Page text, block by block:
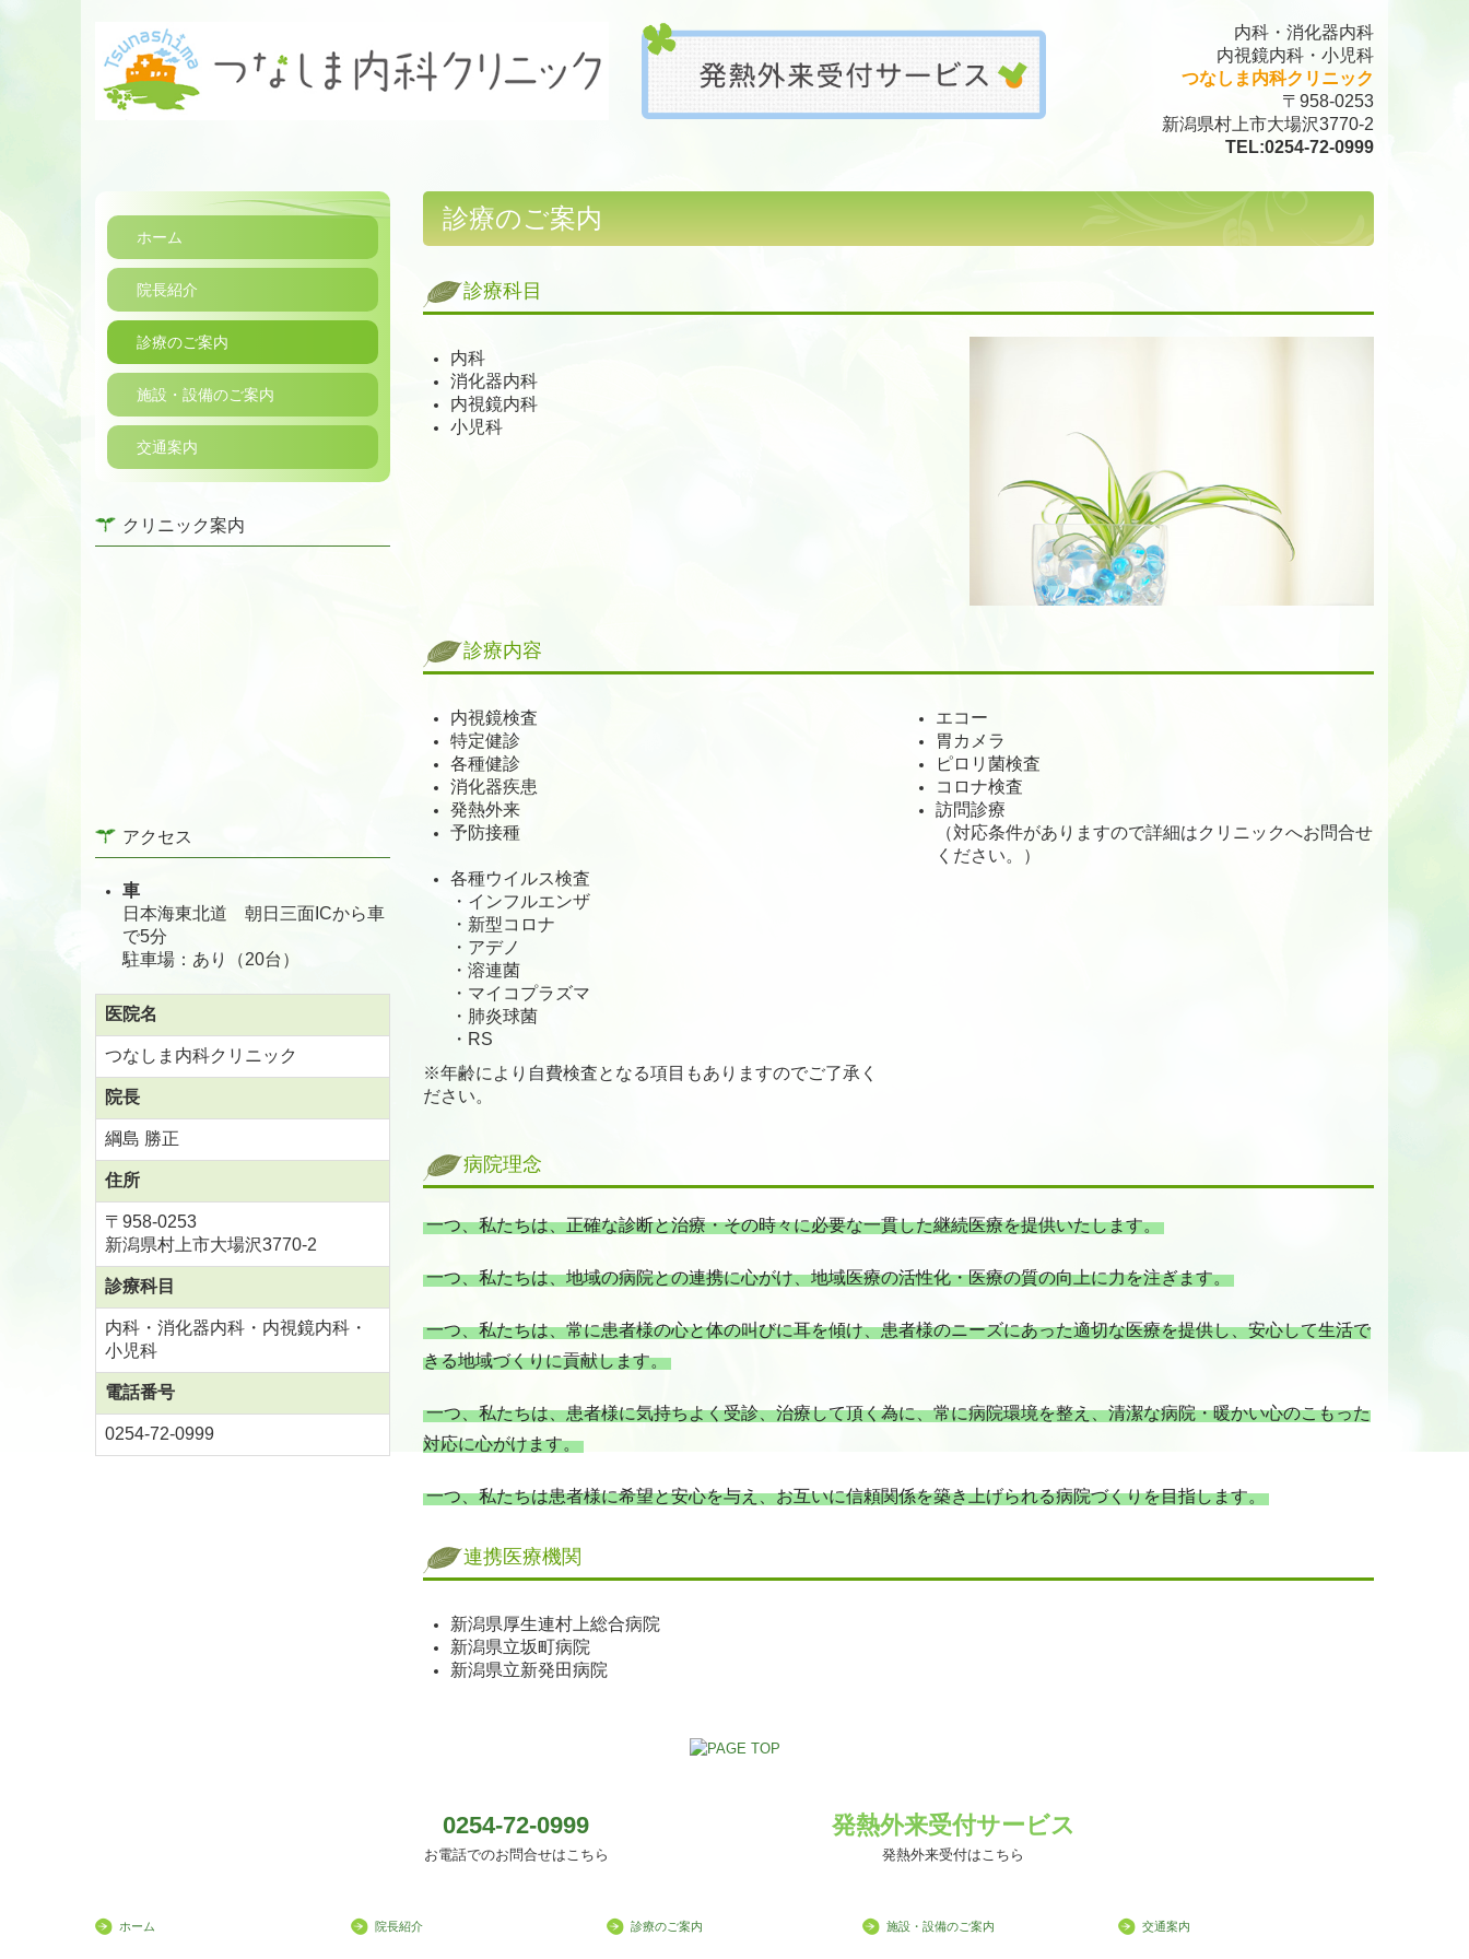
内科・消化器内科
内視鏡内科 ・小児科
つなしま内科クリニック
〒958-0253
新潟県村上市大場沢3770-2
TEL:0254-72-0999
ホーム
院長紹介
診療のご案内
施設・設備のご案内
交通案内
クリニック案内
アクセス
車
日本海東北道 朝日三面ICから車
で5分
駐車場：あり（20台）
医院名
つなしま内科クリニック
院長
綱島 勝正
住所
〒958-0253
新潟県村上市大場沢3770-2
診療科目
内科・消化器内科・ 内視鏡内科・
小児科
電話番号
0254-72-0999
診療のご案内
診療科目
内科
消化器内科
内視鏡内科
小児科
診療内容
内視鏡検査
特定健診
各種健診
消化器疾患
発熱外来
予防接種
各種ウイルス検査
・インフルエンザ
・新型コロナ
・アデノ
・溶連菌
・マイコプラズマ
・肺炎球菌
・RS
※年齢により自費検査となる項目もありますのでご了承く
ださい。
エコー
胃カメラ
ピロリ菌検査
コロナ検査
訪問診療
（対応条件がありますので詳細はクリニックへお問合せ
ください。）
病院理念
一つ、私たちは、正確な診断と治療・その時々に必要な一貫した継続医療を提供いたします。
一つ、私たちは、地域の病院との連携に心がけ、地域医療の活性化・医療の質の向上に力を注ぎます。
一つ、私たちは、常に患者様の心と体の叫びに耳を傾け、患者様のニーズにあった適切な医療を提供し、安心して生活で
きる地域づくりに貢献します。
一つ、私たちは、患者様に気持ちよく受診、治療して頂く為に、常に病院環境を整え、清潔な病院・暖かい心のこもった
対応に心がけます。
一つ、私たちは患者様に希望と安心を与え、お互いに信頼関係を築き上げられる病院づくりを目指します。
連携医療機関
新潟県厚生連村上総合病院
新潟県立坂町病院
新潟県立新発田病院
0254-72-0999
お電話でのお問合せはこちら
発熱外来受付サービス
発熱外来受付はこちら
ホーム 院長紹介 診療のご案内 施設・設備のご案内 交通案内